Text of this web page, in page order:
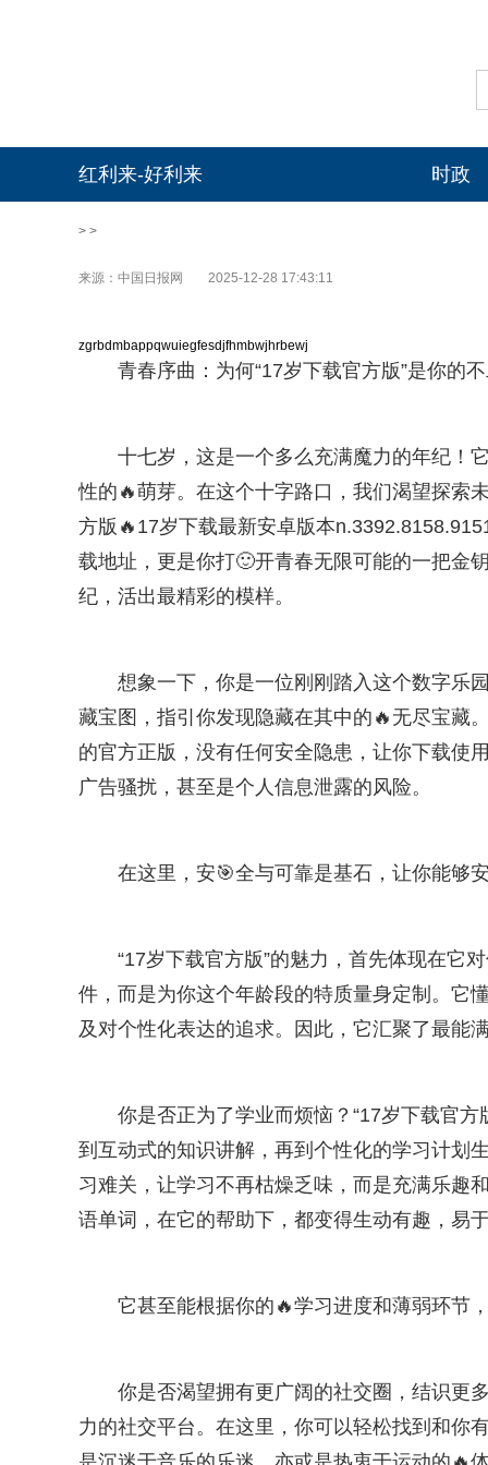
红利来-好利来 时政
> >
来源：中国日报网 2025-12-28 17:43:11
zgrbdmbappqwuiegfesdjfhmbwjhrbewj
青春序曲：为何“17岁下载官方版”是你的
十七岁，这是一个多么充满魔力的年纪！
性的🔥萌芽。在这个十字路口，我们渴望探索
方版🔥17岁下载最新安卓版本
载地址，更是你打🙂开青春无限可能的一把金
纪，活出最精彩的模样。
想象一下，你是一位刚刚踏入这个数字乐
藏宝图，指引你发现隐藏在其中的🔥无尽宝藏
的官方正版，没有任何安全隐患，让你下载使
广告骚扰，甚至是个人信息泄露的风险。
在这里，安🎯全与可靠是基石，让你能够
“17岁下载官方版”的魅力，首先体现在它
件，而是为你这个年龄段的特质量身定制。它
及对个性化表达的追求。因此，它汇聚了最能
你是否正为了学业而烦恼？“17岁下载官
到互动式的知识讲解，再到个性化的学习计划
习难关，让学习不再枯燥乏味，而是充满乐趣
语单词，在它的帮助下，都变得生动有趣，易
它甚至能根据你的🔥学习进度和薄弱环节
你是否渴望拥有更广阔的社交圈，结识更
力的社交平台。在这里，你可以轻松找到和你